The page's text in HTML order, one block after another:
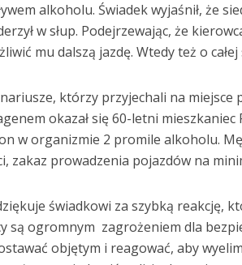
alkoholu. Świadek wyjaśnił, że
w słup. Podejrzewając, że
mu dalszą jazdę. Wtedy też o
którzy przyjechali na miejsce
okazał się 60-letni
on w organizmie 2 promile alkoholu.
zakaz prowadzenia pojazdów na
świadkowi za szybką reakcję,
są ogromnym zagrożeniem dla
objętym i reagować, aby